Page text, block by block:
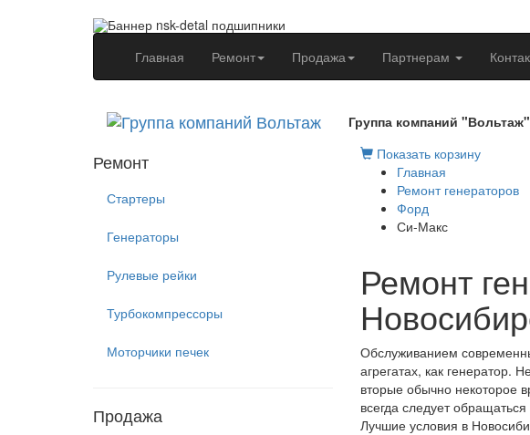
Главная (current)Ремонт Продажа Партнерам
Группа компаний "Вольтаж"
Ремонт
Стартеры
Генераторы
Рулевые рейки
Турбокомпрессоры
Моторчики печек
Продажа
Показать корзину
Главная
Ремонт генераторов
Форд
Си-Макс
Ремонт
Обслуживанием
агрегатах, как генератор.
вторые обычно некоторое
всегда следует
Лучшие условия в